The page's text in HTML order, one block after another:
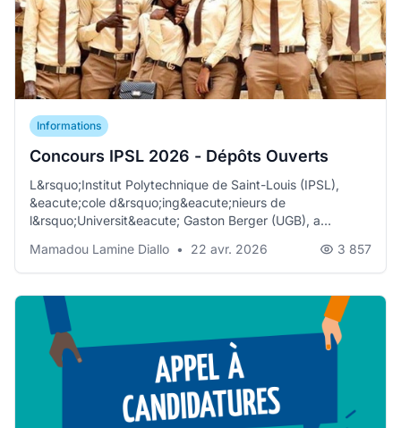
Informations
Concours IPSL 2026 - Dépôts Ouverts
L&rsquo;Institut Polytechnique de Saint-Louis (IPSL),
&eacute;cole d&rsquo;ing&eacute;nieurs de
l&rsquo;Universit&eacute; Gaston Berger (UGB), a
Mamadou Lamine Diallo • 22 avr. 2026 3 857